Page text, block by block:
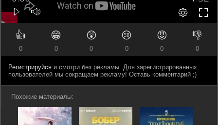
👍
0
😁
0
😲
0
😢
0
😡
0
👎
0
Регистрируйся и смотри без рекламы. Для зарегистрированных
пользователей мы сокращаем рекламу! Оставь комментарий ;)
Похожие материалы: